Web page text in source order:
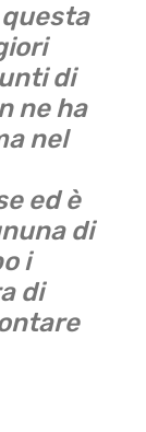
di
ne ha
nel
ed è
di
i
di